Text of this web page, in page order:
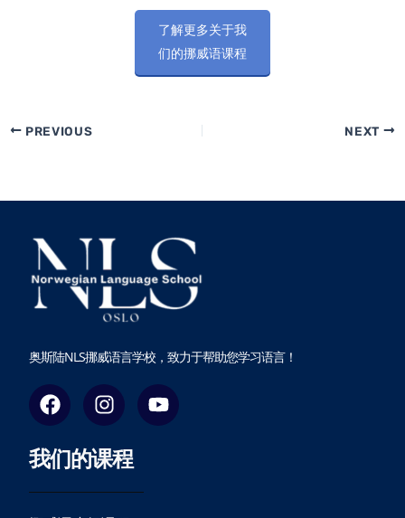
了解更多关于我
们的挪威语课程
PREVIOUS NEXT
奥斯陆NLS挪威语言学校，致力于帮助您学习语言！
F
a
c
e
b
o
I
n
s
t
a
g
Y
o
u
我们的课程